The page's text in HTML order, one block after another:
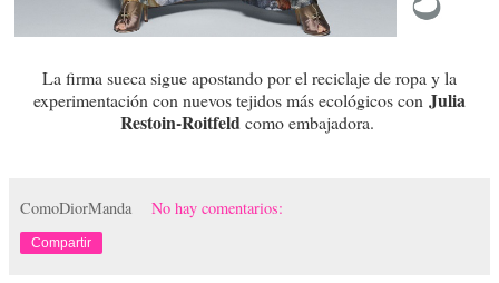
La firma sueca sigue apostando por el reciclaje de ropa y la
experimentación con nuevos tejidos más ecológicos con Julia
Restoin-Roitfeld como embajadora.
ComoDiorManda No hay comentarios:
Compartir